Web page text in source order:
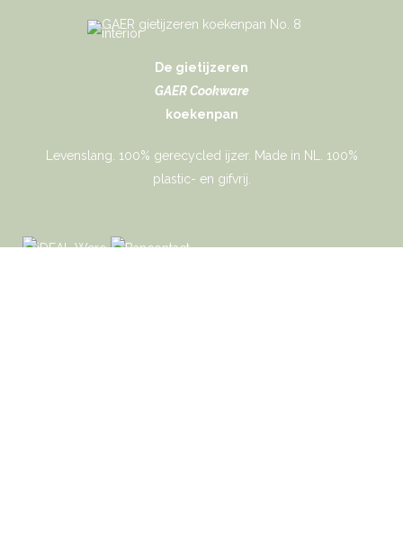
De gietijzeren
GAER Cookware
koekenpan
Levenslang. 100% gerecycled ijzer. Made in NL. 100%
plastic- en gifvrij.